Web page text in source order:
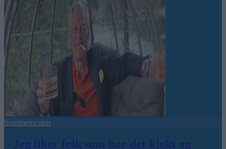
Sommerpraten
– Jeg liker folk som har det kjekt og